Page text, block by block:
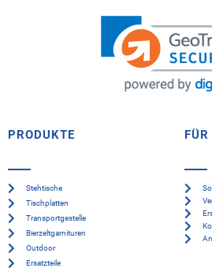
PRODUKTE
Stehtische
Tischplatten
Transportgestelle
Bierzeltgarnituren
Outdoor
Ersatzteile